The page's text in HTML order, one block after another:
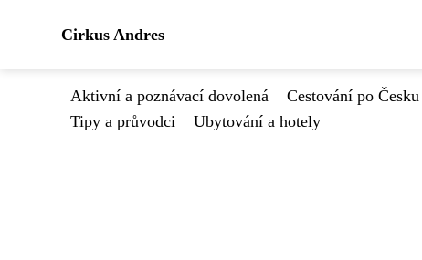
Cirkus Andres
Aktivní a poznávací dovolená Cestování po Česku
Tipy a průvodci
Ubytování a hotely